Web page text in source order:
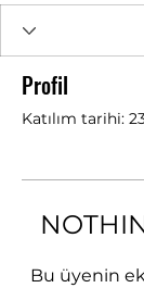
Profil
Katılım tarihi:
Bu üyenin